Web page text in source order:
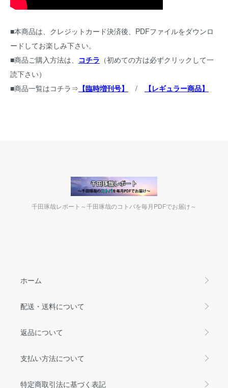
■本商品は、クレジットカード決済後、PDFファイルをダウンロ
ードしてお楽しみ下さい。
■商品ご購入方法は、 コチラ （初めての方は必ずクリックして一
読下さい）
■商品一覧はコチラ⇒ 【臨時増刊号】 / 【レギュラー商品】
千田琢哉レポート～千田琢哉のコトバを毎月PDFでお届け～
ホーム
配送・送料について
返品について
支払い方法について
特定商取引法に基づく表記